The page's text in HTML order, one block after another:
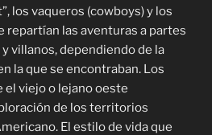
los vaqueros (cowboys) y los
repartían las aventuras a partes
villanos, dependiendo de la
la que se encontraban. Los
viejo o lejano oeste
de los territorios
El estilo de vida que